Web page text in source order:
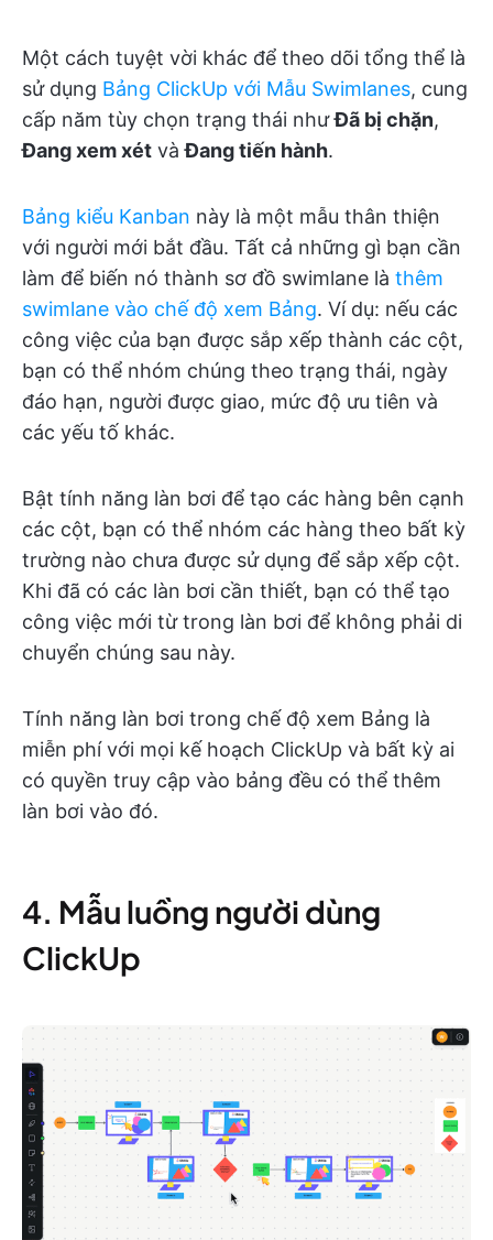
Một cách tuyệt vời khác để theo dõi tổng thể là
sử dụng Bảng ClickUp với Mẫu Swimlanes, cung
cấp năm tùy chọn trạng thái nhưĐã bị chặn,
Đang xem xét vàĐang tiến hành.
Bảng kiểu Kanban này là một mẫu thân thiện
với người mới bắt đầu. Tất cả những gì bạn cần
làm để biến nó thành sơ đồ swimlane là thêm
swimlane vào chế độ xem Bảng. Ví dụ: nếu các
công việc của bạn được sắp xếp thành các cột,
bạn có thể nhóm chúng theo trạng thái, ngày
đáo hạn, người được giao, mức độ ưu tiên và
các yếu tố khác.
Bật tính năng làn bơi để tạo các hàng bên cạnh
các cột, bạn có thể nhóm các hàng theo bất kỳ
trường nào chưa được sử dụng để sắp xếp cột.
Khi đã có các làn bơi cần thiết, bạn có thể tạo
công việc mới từ trong làn bơi để không phải di
chuyển chúng sau này.
Tính năng làn bơi trong chế độ xem Bảng là
miễn phí với mọi kế hoạch ClickUp và bất kỳ ai
có quyền truy cập vào bảng đều có thể thêm
làn bơi vào đó.
4. Mẫu luồng người dùng
ClickUp